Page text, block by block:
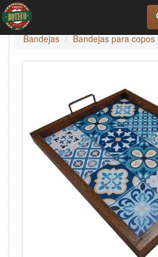
Bandejas Bandejas para copos